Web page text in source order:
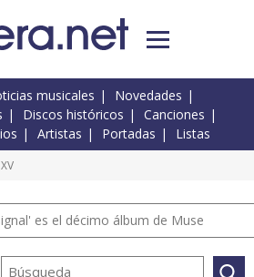
musicales
Novedades
Discos históricos
Canciones
Artistas Portadas Listas
es el décimo álbum de Muse